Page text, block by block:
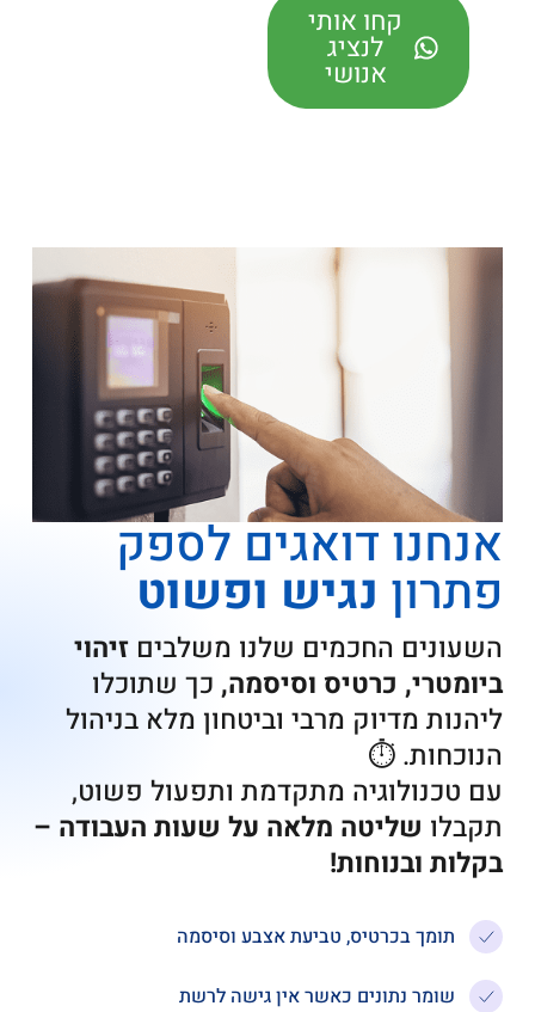
קחו אותי
לנציג
אנושי
אנחנו דואגים לספק
פתרון נגיש ופשוט
השעונים החכמים שלנו משלבים זיהוי
ביומטרי, כרטיס וסיסמה, כך שתוכלו
ליהנות מדיוק מרבי וביטחון מלא בניהול
הנוכחות. ⏱️
עם טכנולוגיה מתקדמת ותפעול פשוט,
תקבלו שליטה מלאה על שעות העבודה –
בקלות ובנוחות!
תומך בכרטיס, טביעת אצבע וסיסמה
שומר נתונים כאשר אין גישה לרשת